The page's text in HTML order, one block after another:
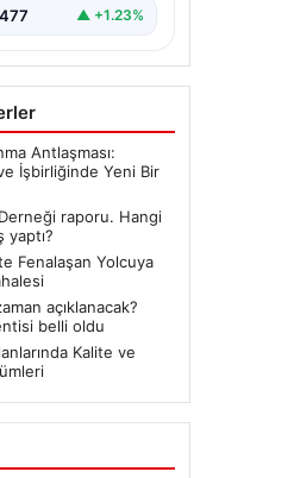
▲ +1.23%
Antlaşması:
İşbirliğinde Yeni Bir
raporu. Hangi
yaptı?
Fenalaşan Yolcuya
açıklanacak?
belli oldu
Kalite ve